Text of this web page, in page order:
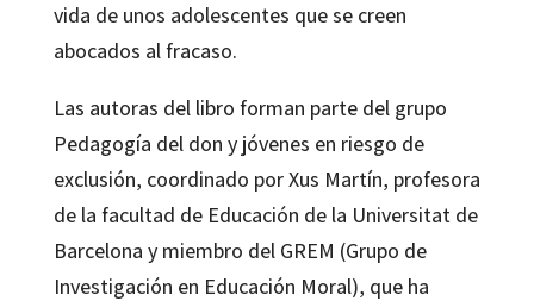
vida de unos adolescentes que se creen
abocados al fracaso.
Las autoras del libro forman parte del grupo
Pedagogía del don y jóvenes en riesgo de
exclusión, coordinado por Xus Martín, profesora
de la facultad de Educación de la Universitat de
Barcelona y miembro del GREM (Grupo de
Investigación en Educación Moral), que ha